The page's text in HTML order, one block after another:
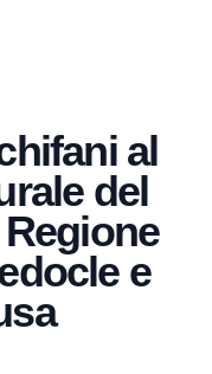
al
del
e